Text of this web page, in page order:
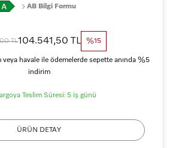
AB Bilgi Formu
TL104.541,50 TL %15
veya havale ile ödemelerde sepette anında %5
indirim
Teslim Süresi: 5 iş günü
ÜRÜN DETAY